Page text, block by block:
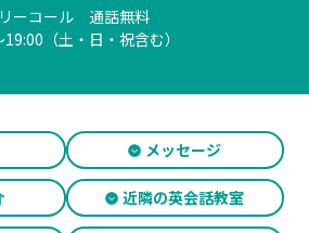
ーコール 通話無料
（土・日・祝含む）
メッセージ
近隣の英会話教室